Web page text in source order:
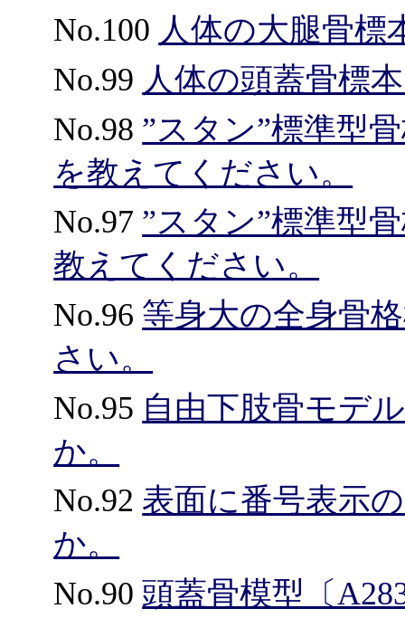
No.100 人体の大腿骨標
No.99 人体の頭蓋骨標
No.98 ”スタン”標準型
を教えてください。
No.97 ”スタン”標準型
教えてください。
No.96 等身大の全身骨
さい。
No.95 自由下肢骨モデ
か。
No.92 表面に番号表示
か。
No.90頭蓋骨模型〔